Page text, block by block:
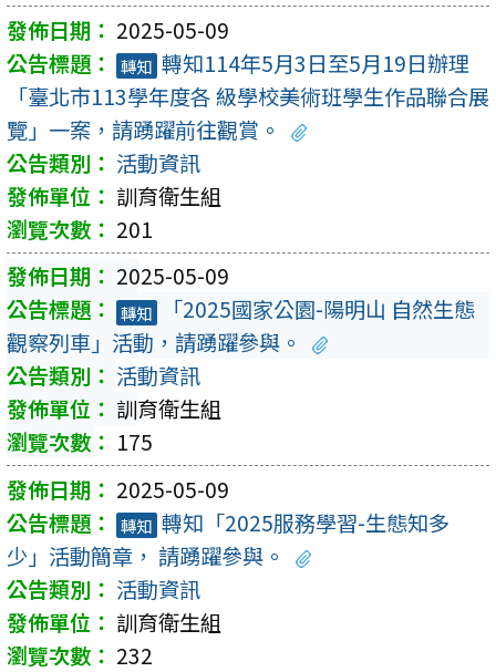
2025-05-09
轉知 轉知114年5月3日至5月19日辦理
「臺北市113學年度各 級學校美術班學生作品聯合展
覽」一案，請踴躍前往觀賞。
活動資訊
訓育衛生組
201
2025-05-09
轉知
「2025國家公園-陽明山 自然生態
觀察列車」活動，請踴躍參與。
活動資訊
訓育衛生組
175
2025-05-09
轉知 轉知「2025服務學習-生態知多
少」活動簡章， 請踴躍參與。
活動資訊
訓育衛生組
232